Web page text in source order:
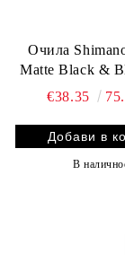
Очила
Matte Black &
€38.35
В